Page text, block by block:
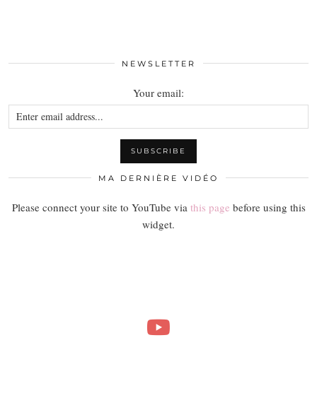
NEWSLETTER
Your email:
MA DERNIÈRE VIDÉO
Please connect your site to YouTube via this page before using this
widget.